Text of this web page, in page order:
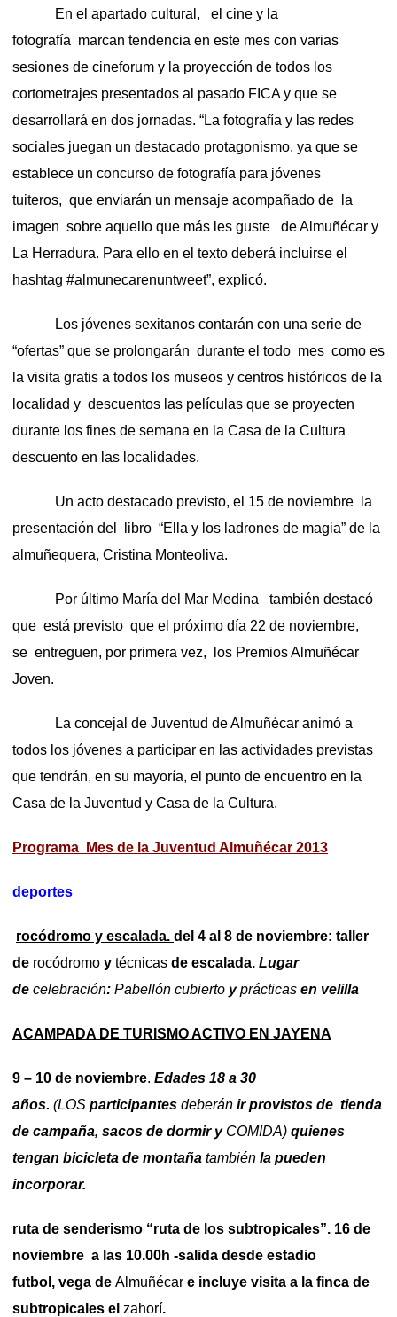
En el apartado cultural, el cine y la
fotografía marcan tendencia en este mes con varias
sesiones de cineforum y la proyección de todos los
cortometrajes presentados al pasado FICA y que se
desarrollará en dos jornadas. “La fotografía y las redes
sociales juegan un destacado protagonismo, ya que se
establece un concurso de fotografía para jóvenes
tuiteros, que enviarán un mensaje acompañado de la
imagen sobre aquello que más les guste de Almuñécar y
La Herradura. Para ello en el texto deberá incluirse el
hashtag #almunecarenuntweet”, explicó.
Los jóvenes sexitanos contarán con una serie de
“ofertas” que se prolongarán durante el todo mes como es
la visita gratis a todos los museos y centros históricos de la
localidad y descuentos las películas que se proyecten
durante los fines de semana en la Casa de la Cultura
descuento en las localidades.
Un acto destacado previsto, el 15 de noviembre la
presentación del libro “Ella y los ladrones de magia” de la
almuñequera, Cristina Monteoliva.
Por último María del Mar Medina también destacó
que está previsto que el próximo día 22 de noviembre,
se entreguen, por primera vez, los Premios Almuñécar
Joven.
La concejal de Juventud de Almuñécar animó a
todos los jóvenes a participar en las actividades previstas
que tendrán, en su mayoría, el punto de encuentro en la
Casa de la Juventud y Casa de la Cultura.
Programa Mes de la Juventud Almuñécar 2013
deportes
rocódromo y escalada. del 4 al 8 de noviembre: taller
de rocódromo y técnicas de escalada. Lugar
de celebración: Pabellón cubierto yprácticas en velilla
ACAMPADA DE TURISMO ACTIVO EN JAYENA
9 – 10 de noviembre. Edades 18 a 30
años. (LOS participantes deberán ir provistos de tienda
de campaña, sacos de dormir y COMIDA) quienes
tengan bicicleta de montaña también la pueden
incorporar.
ruta de senderismo “ruta de los subtropicales”. 16 de
noviembre a las 10.00h -salida desde estadio
futbol, vega de Almuñécar e incluye visita a la finca de
subtropicales el zahorí.